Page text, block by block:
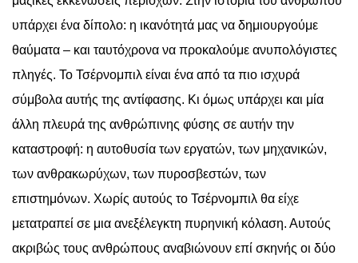
υπάρχει ένα δίπολο: η ικανότητά μας να δημιουργούμε
θαύματα – και ταυτόχρονα να προκαλούμε ανυπολόγιστες
πληγές. Το Τσέρνομπιλ είναι ένα από τα πιο ισχυρά
σύμβολα αυτής της αντίφασης. Κι όμως υπάρχει και μία
άλλη πλευρά της ανθρώπινης φύσης σε αυτήν την
καταστροφή: η αυτοθυσία των εργατών, των μηχανικών,
των ανθρακωρύχων, των πυροσβεστών, των
επιστημόνων. Χωρίς αυτούς το Τσέρνομπιλ θα είχε
μετατραπεί σε μια ανεξέλεγκτη πυρηνική κόλαση. Αυτούς
ακριβώς τους ανθρώπους αναβιώνουν επί σκηνής οι δύο